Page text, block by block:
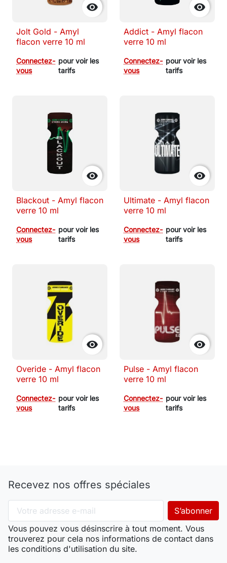

Jolt Gold - Amyl
flacon verre 10 ml
Connectez-
vous
pour voir les
tarifs

Addict - Amyl flacon
verre 10 ml
Connectez-
vous
pour voir les
tarifs

Blackout - Amyl flacon
verre 10 ml
Connectez-
vous
pour voir les
tarifs

Ultimate - Amyl flacon
verre 10 ml
Connectez-
vous
pour voir les
tarifs

Overide - Amyl flacon
verre 10 ml
Connectez-
vous
pour voir les
tarifs

Pulse - Amyl flacon
verre 10 ml
Connectez-
vous
pour voir les
tarifs
Recevez nos offres spéciales
Vous pouvez vous désinscrire à tout moment. Vous
trouverez pour cela nos informations de contact dans
les conditions d'utilisation du site.